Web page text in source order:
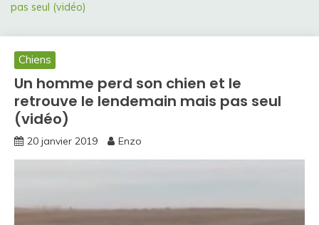
pas seul (vidéo)
Chiens
Un homme perd son chien et le
retrouve le lendemain mais pas seul
(vidéo)
20 janvier 2019 Enzo